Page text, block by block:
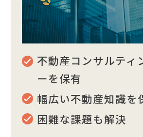
不動産コンサルティ
ーを保有
幅広い不動産知識を
困難な課題も解決